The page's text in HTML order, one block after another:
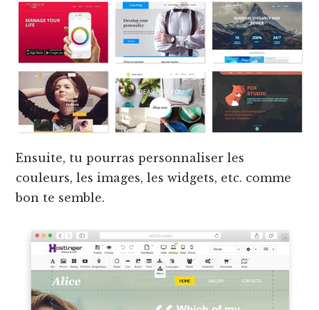
Ensuite, tu pourras personnaliser les
couleurs, les images, les widgets, etc. comme
bon te semble.